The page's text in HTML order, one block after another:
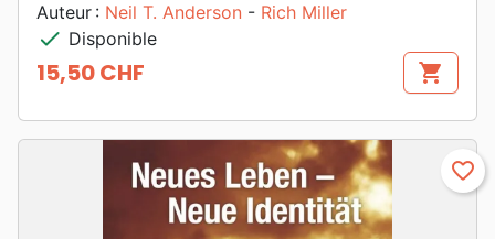
Auteur : Neil T. Anderson - Rich Miller
check Disponible
Prix
15,50 CHF shopping_cart
favorite_border